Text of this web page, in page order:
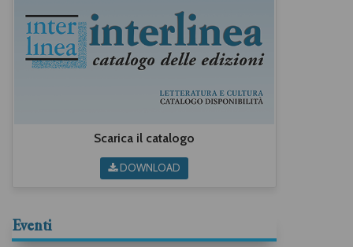
Scarica il catalogo
DOWNLOAD
Eventi